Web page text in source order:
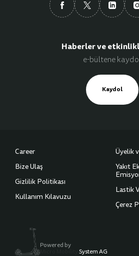
Haberler ve
e-bültene
Kaydol
Career
Bize Ulaş
Gizlilik Politikası
Kullanım Kılavuzu
Üyelik
Yakıt
Lastik
Çerez
Powered by
System AG